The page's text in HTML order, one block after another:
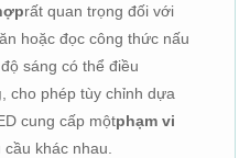
rất quan trọng đối với
hoặc đọc công thức nấu
độ sáng có thể điều
, cho phép tùy chỉnh dựa
cung cấp mộtphạm vi
khác nhau.